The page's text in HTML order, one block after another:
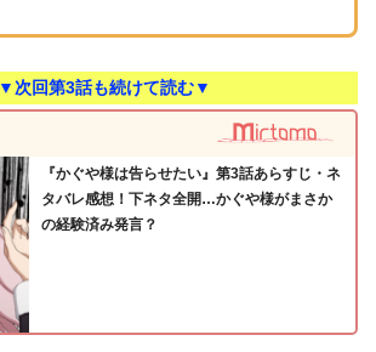
▼次回第3話も続けて読む▼
『かぐや様は告らせたい』第3話あらすじ・ネ
タバレ感想！下ネタ全開…かぐや様がまさか
の経験済み発言？